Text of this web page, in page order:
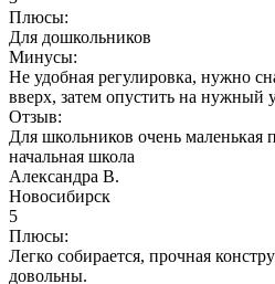
Плюсы:
Для дошкольников
Минусы:
Не удобная регулировка, нужно
вверх, затем опустить на нужный
Отзыв:
Для школьников очень маленькая
начальная школа
Александра В.
Новосибирск
5
Плюсы:
Легко собирается, прочная
довольны.